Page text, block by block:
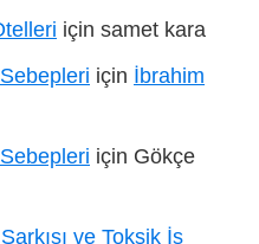
için samet kara
için İbrahim
için Gökçe
ve Toksik İş